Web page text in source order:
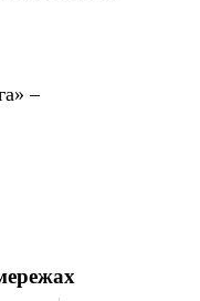
–